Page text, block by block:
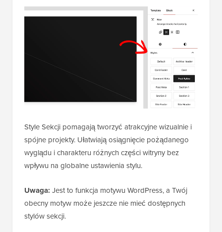
Style Sekcji pomagają tworzyć atrakcyjne wizualnie i
spójne projekty. Ułatwiają osiągnięcie pożądanego
wyglądu i charakteru różnych części witryny bez
wpływu na globalne ustawienia stylu.
Uwaga: Jest to funkcja motywu WordPress, a Twój
obecny motyw może jeszcze nie mieć dostępnych
stylów sekcji.